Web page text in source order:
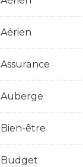
Aérien
Assurance
Auberge
Bien-être
Budget